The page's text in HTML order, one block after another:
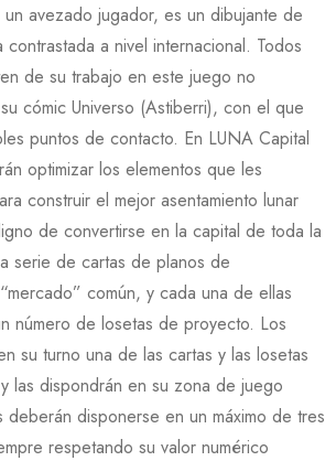
avezado jugador, es un dibujante de
a nivel internacional. Todos
de su trabajo en este juego no
cómic Universo (Astiberri), con el que
puntos de contacto. En LUNA Capital
optimizar los elementos que les
construir el mejor asentamiento lunar
de convertirse en la capital de toda la
serie de cartas de planos de
común, y cada una de ellas
número de losetas de proyecto. Los
su turno una de las cartas y las losetas
las dispondrán en su zona de juego
deberán disponerse en un máximo de tres
respetando su valor numérico